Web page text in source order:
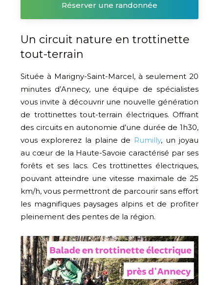
Réserver une randonnée
Un circuit nature en trottinette
tout-terrain
Située à Marigny-Saint-Marcel, à seulement 20
minutes d’Annecy, une équipe de spécialistes
vous invite à découvrir une nouvelle génération
de trottinettes tout-terrain électriques. Offrant
des circuits en autonomie d’une durée de 1h30,
vous explorerez la plaine de Rumilly, un joyau
au cœur de la Haute-Savoie caractérisé par ses
forêts et ses lacs. Ces trottinettes électriques,
pouvant atteindre une vitesse maximale de 25
km/h, vous permettront de parcourir sans effort
les magnifiques paysages alpins et de profiter
pleinement des pentes de la région.